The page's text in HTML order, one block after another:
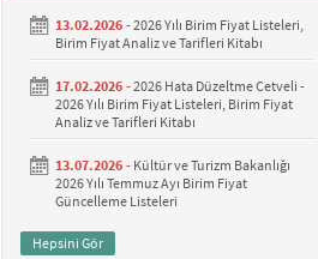
13.02.2026 -2026 Yılı Birim Fiyat Listeleri,
Birim Fiyat Analiz ve Tarifleri Kitabı
17.02.2026 -2026 Hata Düzeltme Cetveli -
2026 Yılı Birim Fiyat Listeleri, Birim Fiyat
Analiz ve Tarifleri Kitabı
13.07.2026 - Kültür ve Turizm Bakanlığı
2026 Yılı Temmuz Ayı Birim Fiyat
Güncelleme Listeleri
Hepsini Gör